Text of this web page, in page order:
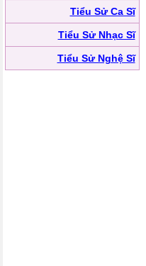
Tiểu Sử Ca Sĩ
Tiểu Sử Nhạc Sĩ
Tiểu Sử Nghệ Sĩ